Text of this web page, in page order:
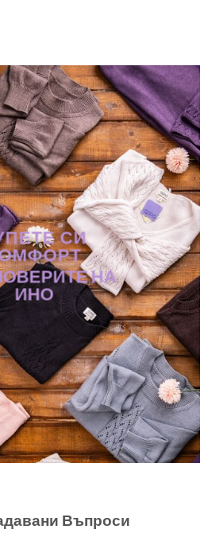
СИ
НА
ИНО
Въпроси